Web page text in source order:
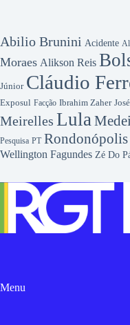
Abilio Brunini Acidente
Moraes Alikson Reis
Júnior Cláudio
Exposul Facção Ibrahim Zaher
Meirelles Lula
Pesquisa PT Rondonópolis
Wellington Fagundes Zé Do
Menu